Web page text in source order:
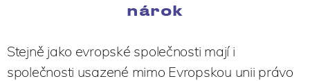
nárok
Stejně jako evropské společnosti mají i
společnosti usazené mimo Evropskou unii právo